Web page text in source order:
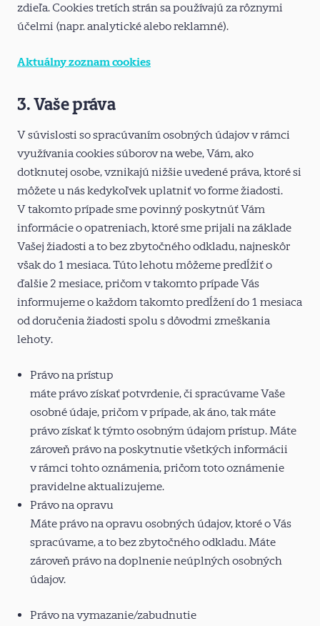
zdieľa. Cookies tretích strán sa používajú za rôznymi
účelmi (napr. analytické alebo reklamné).
Aktuálny zoznam cookies
3. Vaše práva
V súvislosti so spracúvaním osobných údajov v rámci
využívania cookies súborov na webe, Vám, ako
dotknutej osobe, vznikajú nižšie uvedené práva, ktoré si
môžete u nás kedykoľvek uplatniť vo forme žiadosti.
V takomto prípade sme povinný poskytnúť Vám
informácie o opatreniach, ktoré sme prijali na základe
Vašej žiadosti a to bez zbytočného odkladu, najneskôr
však do 1 mesiaca. Túto lehotu môžeme predĺžiť o
ďalšie 2 mesiace, pričom v takomto prípade Vás
informujeme o každom takomto predĺžení do 1 mesiaca
od doručenia žiadosti spolu s dôvodmi zmeškania
lehoty.
Právo na prístup
máte právo získať potvrdenie, či spracúvame Vaše
osobné údaje, pričom v prípade, ak áno, tak máte
právo získať k týmto osobným údajom prístup. Máte
zároveň právo na poskytnutie všetkých informácii
v rámci tohto oznámenia, pričom toto oznámenie
pravidelne aktualizujeme.
Právo na opravu
Máte právo na opravu osobných údajov, ktoré o Vás
spracúvame, a to bez zbytočného odkladu. Máte
zároveň právo na doplnenie neúplných osobných
údajov.
Právo na vymazanie/zabudnutie